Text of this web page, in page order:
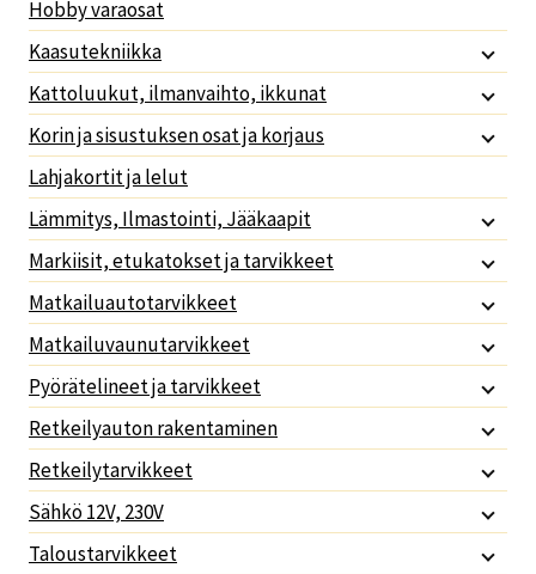
Hobby varaosat
Kaasutekniikka
Kattoluukut, ilmanvaihto, ikkunat
Korin ja sisustuksen osat ja korjaus
Lahjakortit ja lelut
Lämmitys, Ilmastointi, Jääkaapit
Markiisit, etukatokset ja tarvikkeet
Matkailuautotarvikkeet
Matkailuvaunutarvikkeet
Pyörätelineet ja tarvikkeet
Retkeilyauton rakentaminen
Retkeilytarvikkeet
Sähkö 12V, 230V
Taloustarvikkeet